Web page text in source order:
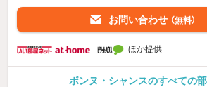
お問い合わせ （無料）
ほか提供
ボンヌ・シャンスのすべての